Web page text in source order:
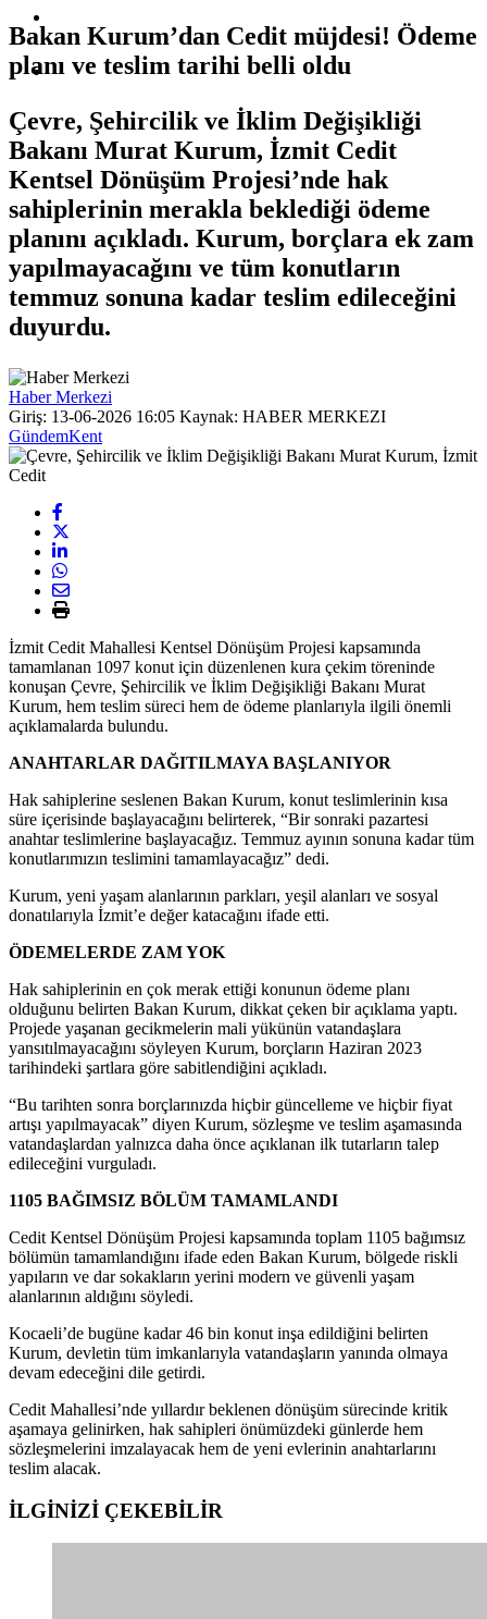
SAĞLIK
Bakan Kurum’dan Cedit müjdesi! Ödeme
planı ve teslim tarihi belli oldu
Çevre, Şehircilik ve İklim Değişikliği
Bakanı Murat Kurum, İzmit Cedit
Kentsel Dönüşüm Projesi’nde hak
sahiplerinin merakla beklediği ödeme
planını açıkladı. Kurum, borçlara ek zam
yapılmayacağını ve tüm konutların
temmuz sonuna kadar teslim edileceğini
duyurdu.
Haber Merkezi
Giriş: 13-06-2026 16:05 Kaynak: HABER MERKEZI
GündemKent
İzmit Cedit Mahallesi Kentsel Dönüşüm Projesi kapsamında
tamamlanan 1097 konut için düzenlenen kura çekim töreninde
konuşan Çevre, Şehircilik ve İklim Değişikliği Bakanı Murat
Kurum, hem teslim süreci hem de ödeme planlarıyla ilgili önemli
açıklamalarda bulundu.
ANAHTARLAR DAĞITILMAYA BAŞLANIYOR
Hak sahiplerine seslenen Bakan Kurum, konut teslimlerinin kısa
süre içerisinde başlayacağını belirterek, “Bir sonraki pazartesi
anahtar teslimlerine başlayacağız. Temmuz ayının sonuna kadar tüm
konutlarımızın teslimini tamamlayacağız” dedi.
Kurum, yeni yaşam alanlarının parkları, yeşil alanları ve sosyal
donatılarıyla İzmit’e değer katacağını ifade etti.
ÖDEMELERDE ZAM YOK
Hak sahiplerinin en çok merak ettiği konunun ödeme planı
olduğunu belirten Bakan Kurum, dikkat çeken bir açıklama yaptı.
Projede yaşanan gecikmelerin mali yükünün vatandaşlara
yansıtılmayacağını söyleyen Kurum, borçların Haziran 2023
tarihindeki şartlara göre sabitlendiğini açıkladı.
“Bu tarihten sonra borçlarınızda hiçbir güncelleme ve hiçbir fiyat
artışı yapılmayacak” diyen Kurum, sözleşme ve teslim aşamasında
vatandaşlardan yalnızca daha önce açıklanan ilk tutarların talep
edileceğini vurguladı.
1105 BAĞIMSIZ BÖLÜM TAMAMLANDI
Cedit Kentsel Dönüşüm Projesi kapsamında toplam 1105 bağımsız
bölümün tamamlandığını ifade eden Bakan Kurum, bölgede riskli
yapıların ve dar sokakların yerini modern ve güvenli yaşam
alanlarının aldığını söyledi.
Kocaeli’de bugüne kadar 46 bin konut inşa edildiğini belirten
Kurum, devletin tüm imkanlarıyla vatandaşların yanında olmaya
devam edeceğini dile getirdi.
Cedit Mahallesi’nde yıllardır beklenen dönüşüm sürecinde kritik
aşamaya gelinirken, hak sahipleri önümüzdeki günlerde hem
sözleşmelerini imzalayacak hem de yeni evlerinin anahtarlarını
teslim alacak.
İLGİNİZİ ÇEKEBİLİR